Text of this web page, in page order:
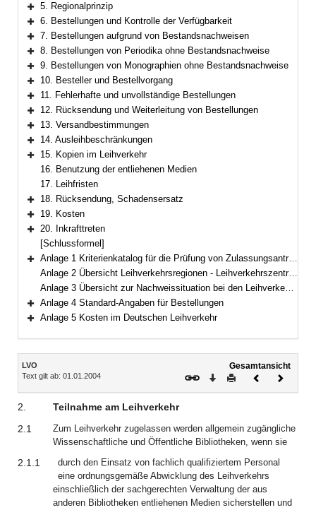
Bereich erweitern
5. Regionalprinzip
Bereich erweitern
6. Bestellungen und Kontrolle der Verfügbarkeit
Bereich erweitern
7. Bestellungen aufgrund von Bestandsnachweisen
Bereich erweitern
8. Bestellungen von Periodika ohne Bestandsnachweise
Bereich erweitern
9. Bestellungen von Monographien ohne Bestandsnachweise
Bereich erweitern
10. Besteller und Bestellvorgang
Bereich erweitern
11. Fehlerhafte und unvollständige Bestellungen
Bereich erweitern
12. Rücksendung und Weiterleitung von Bestellungen
Bereich erweitern
13. Versandbestimmungen
Bereich erweitern
14. Ausleihbeschränkungen
Bereich erweitern
15. Kopien im Leihverkehr
16. Benutzung der entliehenen Medien
17. Leihfristen
Bereich erweitern
18. Rücksendung, Schadensersatz
Bereich erweitern
19. Kosten
Bereich erweitern
20. Inkrafttreten
[Schlussformel]
Bereich erweitern
Anlage 1 Kriterienkatalog für die Prüfung von Zulassungsanträgenzur Teilnahme am Deutschen Leihverkehr
Anlage 2 Übersicht Leihverkehrsregionen - Leihverkehrszentralen - Regionale Verbundsysteme
Anlage 3 Übersicht zur Nachweissituation bei den Leihverkehrszentralen/Regionalen Zentralkatalogen
Bereich erweitern
Anlage 4 Standard-Angaben für Bestellungen
Anlage 5 Kosten im Deutschen Leihverkehr
Inhalt
LVO
Text gilt ab: 01.01.2004
Gesamtansicht
Download
DruckenVorheriges
2.
Teilnahme am Leihverkehr
2.1
Zum Leihverkehr zugelassen werden allgemein zugängliche
Wissenschaftliche und Öffentliche Bibliotheken, wenn sie
2.1.1
durch den Einsatz von fachlich qualifiziertem Personal
eine ordnungsgemäße Abwicklung des Leihverkehrs
einschließlich der sachgerechten Verwaltung der aus
anderen Bibliotheken entliehenen Medien sicherstellen und